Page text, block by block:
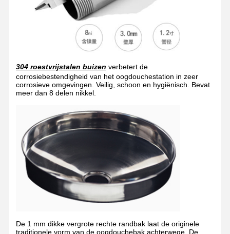
NEEM
CONTACT
MET ONS
Nieuws Gevallen
Blog Praatje Nu
Nooddouche en oogwas
Tempered Water Oogwater
Wandmontage oogwasstation
304 roestvrijstalen buizen verbetert de
corrosiebestendigheid van het oogdouchestation in zeer
corrosieve omgevingen. Veilig, schoon en hygiënisch. Bevat
meer dan 8 delen nikkel.
De 1 mm dikke vergrote rechte randbak laat de originele
traditionele vorm van de oogdouchebak achterwege. De